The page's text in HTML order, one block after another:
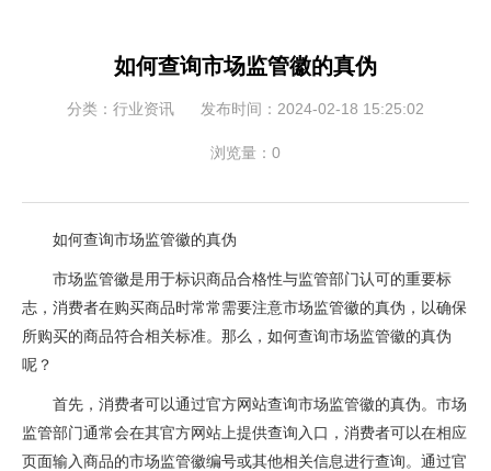
如何查询市场监管徽的真伪
分类：行业资讯 发布时间：2024-02-18 15:25:02
浏览量：0
如何查询市场监管徽的真伪
市场监管徽是用于标识商品合格性与监管部门认可的重要标
志，消费者在购买商品时常常需要注意市场监管徽的真伪，以确保
所购买的商品符合相关标准。那么，如何查询市场监管徽的真伪
呢？
首先，消费者可以通过官方网站查询市场监管徽的真伪。市场
监管部门通常会在其官方网站上提供查询入口，消费者可以在相应
页面输入商品的市场监管徽编号或其他相关信息进行查询。通过官